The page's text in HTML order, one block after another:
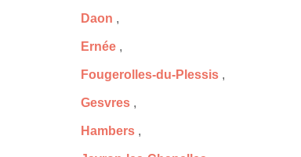
Daon ,
Ernée ,
Fougerolles-du-Plessis ,
Gesvres ,
Hambers ,